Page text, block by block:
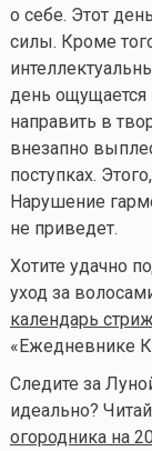
о себе. Этот
силы. Кроме
день ощущается
направить в
внезапно
поступках.
Нарушение
не приведет.
Хотите удачно
уход за
календарь
«Ежедневнике
Следите за
идеально?
огородника на